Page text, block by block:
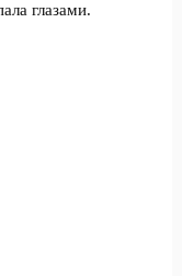
глазами.